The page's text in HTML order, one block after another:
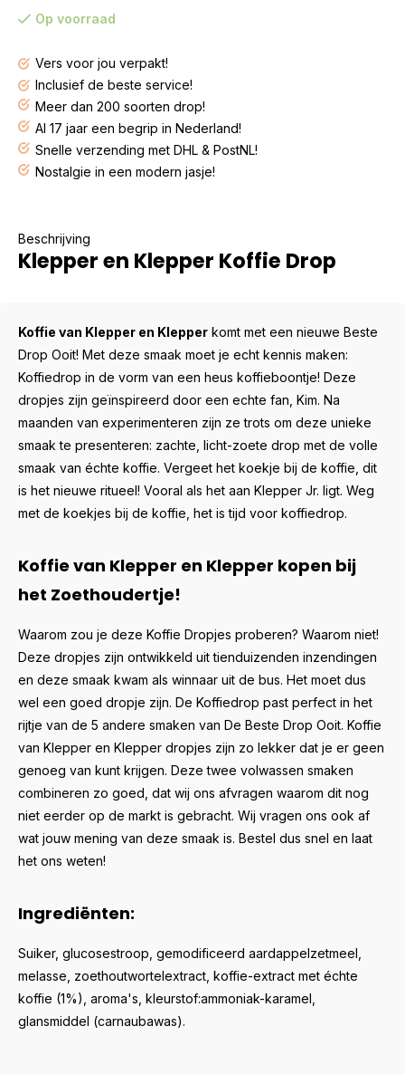
Op voorraad
Vers voor jou verpakt!
Inclusief de beste service!
Meer dan 200 soorten drop!
Al 17 jaar een begrip in Nederland!
Snelle verzending met DHL & PostNL!
Nostalgie in een modern jasje!
Beschrijving
Klepper en Klepper Koffie Drop
Koffie van Klepper en Klepper komt met een nieuwe Beste
Drop Ooit! Met deze smaak moet je echt kennis maken:
Koffiedrop in de vorm van een heus koffieboontje! Deze
dropjes zijn geïnspireerd door een echte fan, Kim. Na
maanden van experimenteren zijn ze trots om deze unieke
smaak te presenteren: zachte, licht-zoete drop met de volle
smaak van échte koffie. Vergeet het koekje bij de koffie, dit
is het nieuwe ritueel! Vooral als het aan Klepper Jr. ligt. Weg
met de koekjes bij de koffie, het is tijd voor koffiedrop.
Koffie van Klepper en Klepper kopen bij
het Zoethoudertje!
Waarom zou je deze Koffie Dropjes proberen? Waarom niet!
Deze dropjes zijn ontwikkeld uit tienduizenden inzendingen
en deze smaak kwam als winnaar uit de bus. Het moet dus
wel een goed dropje zijn. De Koffiedrop past perfect in het
rijtje van de 5 andere smaken van De Beste Drop Ooit. Koffie
van Klepper en Klepper dropjes zijn zo lekker dat je er geen
genoeg van kunt krijgen. Deze twee volwassen smaken
combineren zo goed, dat wij ons afvragen waarom dit nog
niet eerder op de markt is gebracht. Wij vragen ons ook af
wat jouw mening van deze smaak is. Bestel dus snel en laat
het ons weten!
Ingrediënten:
Suiker, glucosestroop, gemodificeerd aardappelzetmeel,
melasse, zoethoutwortelextract, koffie-extract met échte
koffie (1%), aroma's, kleurstof:ammoniak-karamel,
glansmiddel (carnaubawas).